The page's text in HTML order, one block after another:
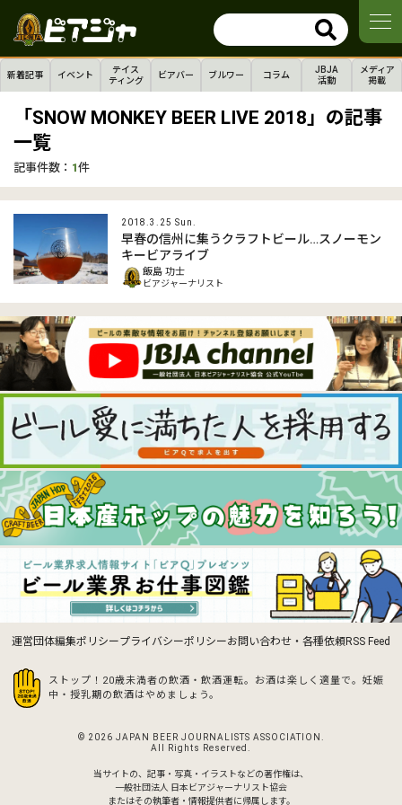
新着記事 イベント
テイス
ティング
ビアバー ブルワー コラム
JBJA
活動
メディア
掲載
「SNOW MONKEY BEER LIVE 2018」の記事
一覧
記事件数： 1件
2018.3.25 Sun.
早春の信州に集うクラフトビール…スノーモン
キービアライブ
飯島 功士
ビアジャーナリスト
運営団体編集ポリシープライバシーポリシーお問い合わせ・各種依頼RSS Feed
ストップ！20歳未満者の飲酒・飲酒運転。お酒は楽しく適量で。 妊娠
中・授乳期の飲酒はやめましょう。
© 2026 JAPAN BEER JOURNALISTS ASSOCIATION.
All Rights Reserved.
当サイトの、記事・写真・イラストなどの著作権は、
一般社団法人 日本ビアジャーナリスト協会
またはその執筆者・情報提供者に帰属します。